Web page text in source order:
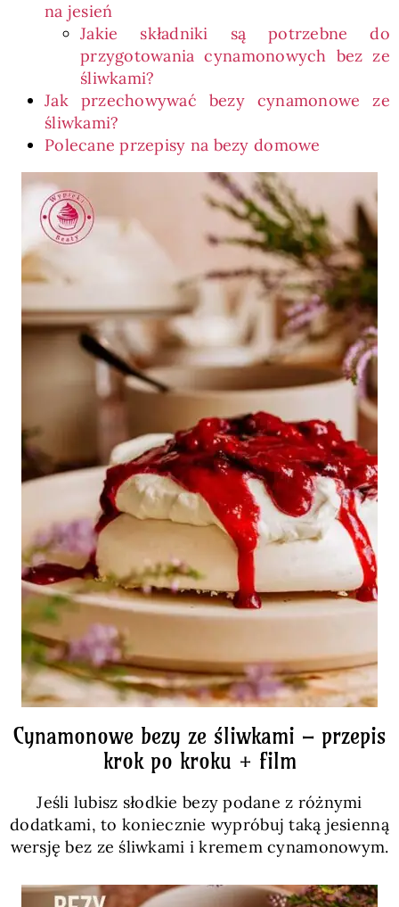
na jesień
Jakie składniki są potrzebne do
przygotowania cynamonowych bez ze
śliwkami?
Jak przechowywać bezy cynamonowe ze
śliwkami?
Polecane przepisy na bezy domowe
Cynamonowe bezy ze śliwkami – przepis
krok po kroku + film
Jeśli lubisz słodkie bezy podane z różnymi
dodatkami, to koniecznie wypróbuj taką jesienną
wersję bez ze śliwkami i kremem cynamonowym.